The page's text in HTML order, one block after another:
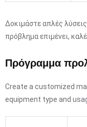
Δοκιμάστε απλές λύσεις
πρόβλημα επιμένει,
Πρόγραμμα
Create a customized
equipment type and